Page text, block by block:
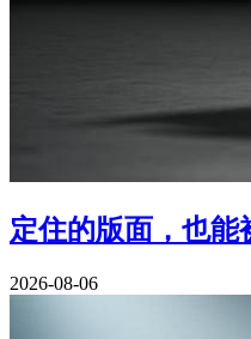
定住的版面，也能
2026-08-06